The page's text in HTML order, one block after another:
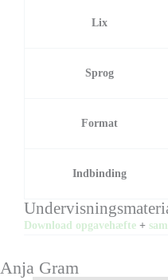
Lix
Sprog
Format
Indbinding
Download opgavehæfte +
Anja Gram